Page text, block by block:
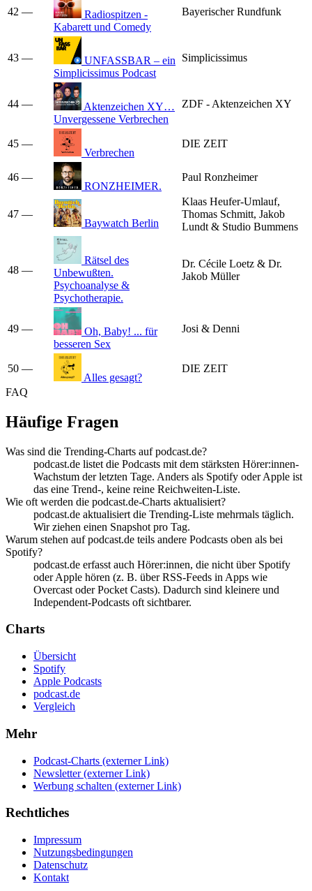
42 —
Radiospitzen -
Kabarett und Comedy
Bayerischer Rundfunk
43 —
UNFASSBAR – ein
Simplicissimus Podcast
Simplicissimus
44 —
Aktenzeichen XY…
Unvergessene Verbrechen
ZDF - Aktenzeichen XY
45 —
Verbrechen
DIE ZEIT
46 —
RONZHEIMER.
Paul Ronzheimer
47 —
Baywatch Berlin
Klaas Heufer-Umlauf,
Thomas Schmitt, Jakob
Lundt & Studio Bummens
48 —
Rätsel des
Unbewußten.
Psychoanalyse &
Psychotherapie.
Dr. Cécile Loetz & Dr.
Jakob Müller
49 —
Oh, Baby! ... für
besseren Sex
Josi & Denni
50 —
Alles gesagt?
DIE ZEIT
FAQ
Häufige Fragen
Was sind die Trending-Charts auf podcast.de?
podcast.de listet die Podcasts mit dem stärksten Hörer:innen-
Wachstum der letzten Tage. Anders als Spotify oder Apple ist
das eine Trend-, keine reine Reichweiten-Liste.
Wie oft werden die podcast.de-Charts aktualisiert?
podcast.de aktualisiert die Trending-Liste mehrmals täglich.
Wir ziehen einen Snapshot pro Tag.
Warum stehen auf podcast.de teils andere Podcasts oben als bei
Spotify?
podcast.de erfasst auch Hörer:innen, die nicht über Spotify
oder Apple hören (z. B. über RSS-Feeds in Apps wie
Overcast oder Pocket Casts). Dadurch sind kleinere und
Independent-Podcasts oft sichtbarer.
Charts
Übersicht
Spotify
Apple Podcasts
podcast.de
Vergleich
Mehr
Podcast-Charts (externer Link)
Newsletter (externer Link)
Werbung schalten (externer Link)
Rechtliches
Impressum
Nutzungsbedingungen
Datenschutz
Kontakt